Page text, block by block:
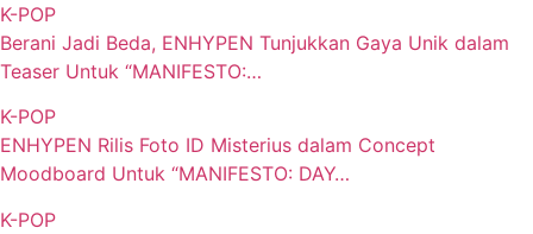
K-POP
Berani Jadi Beda, ENHYPEN Tunjukkan Gaya Unik dalam
Teaser Untuk “MANIFESTO:…
K-POP
ENHYPEN Rilis Foto ID Misterius dalam Concept
Moodboard Untuk “MANIFESTO: DAY…
K-POP